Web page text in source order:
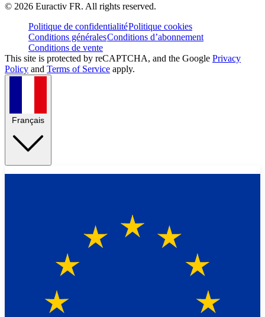
© 2026 Euractiv FR. All rights reserved.
Politique de confidentialitéPolitique cookies
Conditions généralesConditions d’abonnement
Conditions de vente
This site is protected by reCAPTCHA, and the Google Privacy
Policy and Terms of Service apply.
Français